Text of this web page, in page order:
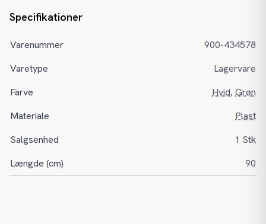
Specifikationer
Varenummer
900-434578
Varetype
Lagervare
Farve
Hvid,Grøn
Materiale
Plast
Salgsenhed
1 Stk
Længde (cm)
90